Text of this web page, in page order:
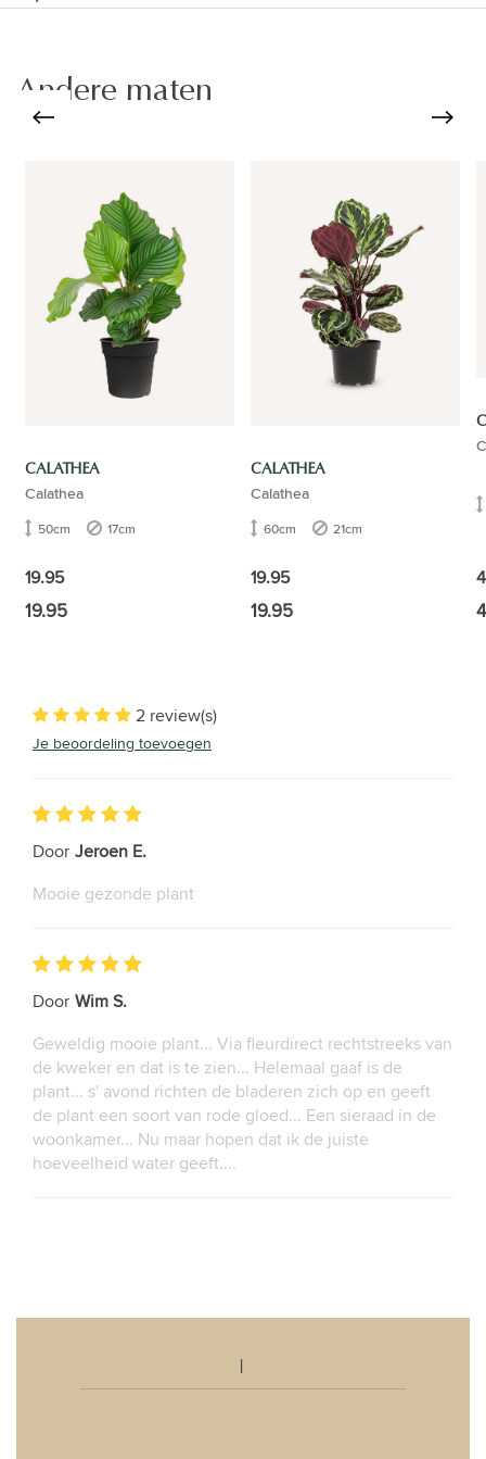
Andere maten
CALATHEA
Calathea
50cm 17cm
19.95
19.95
CALATHEA
Calathea
60cm 21cm
19.95
19.95
2 review(s)
Je beoordeling toevoegen
Door Jeroen E.
Mooie gezonde plant
Door Wim S.
Geweldig mooie plant... Via fleurdirect rechtstreeks van
de kweker en dat is te zien... Helemaal gaaf is de
plant... s' avond richten de bladeren zich op en geeft
de plant een soort van rode gloed... Een sieraad in de
woonkamer... Nu maar hopen dat ik de juiste
hoeveelheid water geeft....